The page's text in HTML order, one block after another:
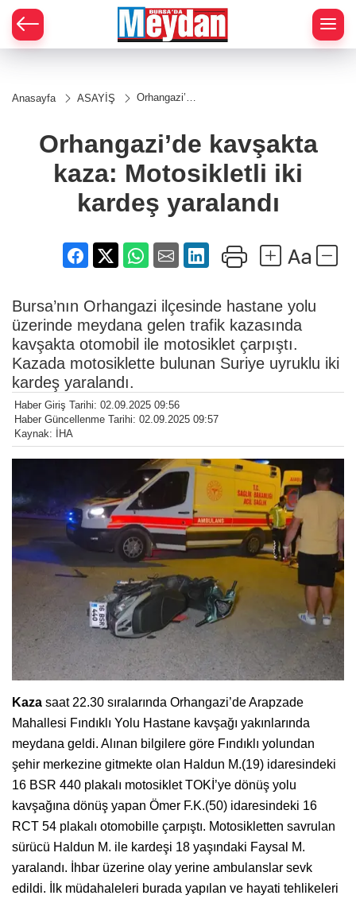
Anasayfa ASAYİŞ
Orhangazi’de
Motosikletli
iki kardeş
Orhangazi’de kavşakta
kaza: Motosikletli iki
kardeş yaralandı
Bursa’nın Orhangazi ilçesinde hastane yolu
üzerinde meydana gelen trafik kazasında
kavşakta otomobil ile motosiklet çarpıştı.
Kazada motosiklette bulunan Suriye uyruklu iki
kardeş yaralandı.
Haber Giriş Tarihi: 02.09.2025 09:56
Haber Güncellenme Tarihi: 02.09.2025 09:57
Kaynak: İHA
Kaza saat 22.30 sıralarında Orhangazi’de Arapzade
Mahallesi Fındıklı Yolu Hastane kavşağı yakınlarında
meydana geldi. Alınan bilgilere göre Fındıklı yolundan
şehir merkezine gitmekte olan Haldun M.(19) idaresindeki
16 BSR 440 plakalı motosiklet TOKİ’ye dönüş yolu
kavşağına dönüş yapan Ömer F.K.(50) idaresindeki 16
RCT 54 plakalı otomobille çarpıştı. Motosikletten savrulan
sürücü Haldun M. ile kardeşi 18 yaşındaki Faysal M.
yaralandı. İhbar üzerine olay yerine ambulanslar sevk
edildi. İlk müdahaleleri burada yapılan ve hayati tehlikeleri